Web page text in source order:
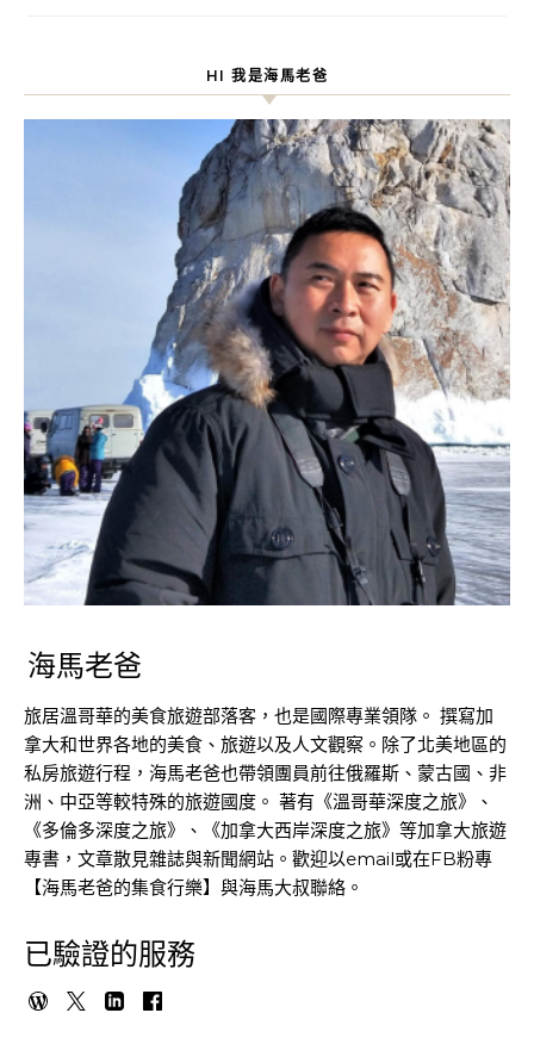
HI 我是海馬老爸
海馬老爸
旅居溫哥華的美食旅遊部落客，也是國際專業領隊。 撰寫加
拿大和世界各地的美食、旅遊以及人文觀察。除了北美地區的
私房旅遊行程，海馬老爸也帶領團員前往俄羅斯、蒙古國、非
洲、中亞等較特殊的旅遊國度。 著有《溫哥華深度之旅》、
《多倫多深度之旅》、《加拿大西岸深度之旅》等加拿大旅遊
專書，文章散見雜誌與新聞網站。歡迎以email或在FB粉專
【海馬老爸的集食行樂】與海馬大叔聯絡。
已驗證的服務